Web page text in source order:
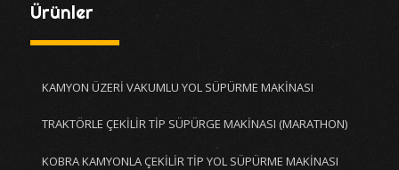
Ürünler
KAMYON ÜZERİ VAKUMLU YOL SÜPÜRME MAKİNASI
TRAKTÖRLE ÇEKİLİR TİP SÜPÜRGE MAKİNASI (MARATHON)
KOBRA KAMYONLA ÇEKİLİR TİP YOL SÜPÜRME MAKİNASI